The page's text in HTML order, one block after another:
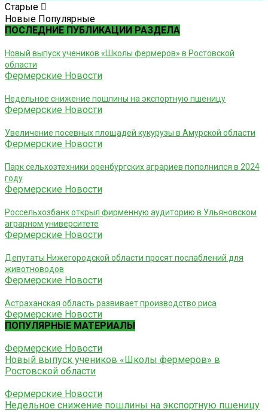
Старые
Новые Популярные
ПОСЛЕДНИЕ ПУБЛИКАЦИИ РАЗДЕЛА
Новый выпуск учеников «Школы фермеров» в Ростовской
области
Фермерские Новости
Недельное снижение пошлины на экспортную пшеницу
Фермерские Новости
Увеличение посевных площадей кукурузы в Амурской области
Фермерские Новости
Парк сельхозтехники оренбургских аграриев пополнился в 2024
году
Фермерские Новости
Россельхозбанк открыл фирменную аудиторию в Ульяновском
аграрном университете
Фермерские Новости
Депутаты Нижегородской области просят послаблений для
животноводов
Фермерские Новости
Астраханская область развивает производство риса
Фермерские Новости
ПОПУЛЯРНЫЕ МАТЕРИАЛЫ
Фермерские Новости
Новый выпуск учеников «Школы фермеров» в
Ростовской области
Фермерские Новости
Недельное снижение пошлины на экспортную пшеницу